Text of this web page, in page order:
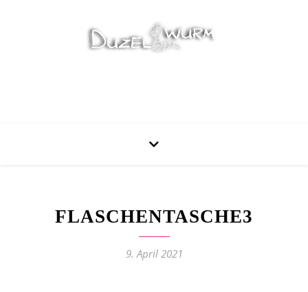
FLASCHENTASCHE3
9. April 2021